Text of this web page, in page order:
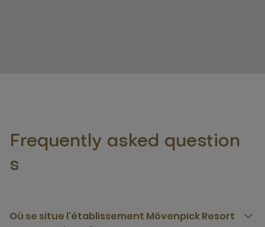
Frequently asked question
s
Où se situe l'établissement Mövenpick Resort